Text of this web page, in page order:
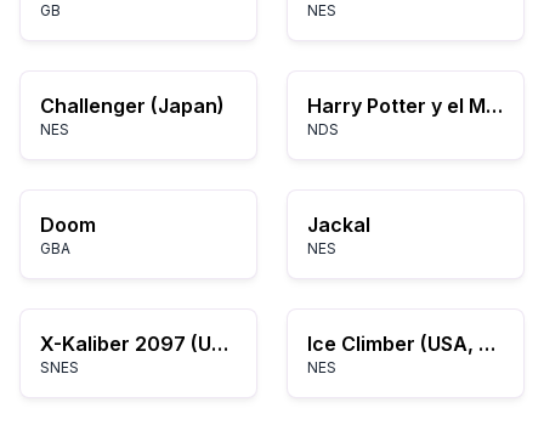
GB NES
Challenger (Japan)
NES
Harry Potter y el Misterio del Príncipe Mestizo
NDS
Doom
GBA
Jackal
NES
X-Kaliber 2097 (USA) (Beta)
SNES
Ice Climber (USA, Europe)
NES